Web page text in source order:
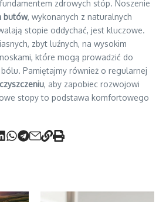
zdrowych stóp. Noszenie
butów, wykonanych z naturalnych
stopie oddychać, jest kluczowe.
zbyt luźnych, na wysokim
które mogą prowadzić do
Pamiętajmy również o regularnej
czyszczeniu, aby zapobiec rozwojowi
stopy to podstawa komfortowego